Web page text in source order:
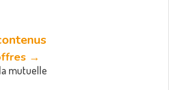
→
mutuelle